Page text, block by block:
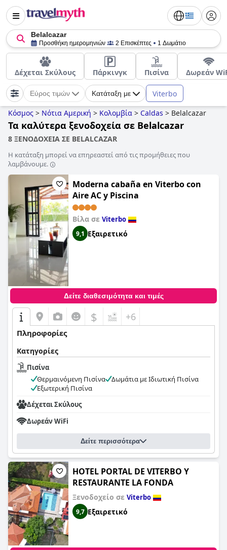
Belalcazar
Προσθήκη ημερομηνιών 2 Επισκέπτες 1 Δωμάτιο
Δέχεται Σκύλους Πάρκινγκ Πισίνα Δωρεάν
Εύρος τιμών Κατάταξη με Viterbo
Κόσμος > Νότια Αμερική > Κολομβία > Caldas > Belalcazar
Τα καλύτερα ξενοδοχεία σε Belalcazar
8 ΞΕΝΟΔΟΧΕΙΑ ΣΕ BELALCAZAR
Η κατάταξη μπορεί να επηρεαστεί από τις προμήθειες που
λαμβάνουμε.
Moderna cabaña en Viterbo con
Aire AC y Piscina
Βίλα σε Viterbo
9,1 Εξαιρετικό
Δείτε διαθεσιμότητα και τιμές
$ +6
Πληροφορίες
Κατηγορίες
Πισίνα
Θερμαινόμενη Πισίνα
Δωμάτια με Ιδιωτική Πισίνα
Εξωτερική Πισίνα
Δέχεται Σκύλους
Δωρεάν WiFi
Δείτε περισσότερα
HOTEL PORTAL DE VITERBO Y
RESTAURANTE LA FONDA
Ξενοδοχείο σε Viterbo
9,7 Εξαιρετικό